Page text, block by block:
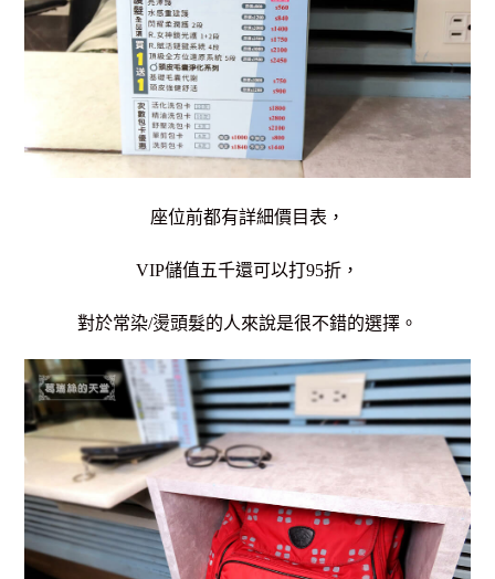
座位前都有詳細價目表，
VIP儲值五千還可以打95折，
對於常染/燙頭髮的人來說是很不錯的選擇。